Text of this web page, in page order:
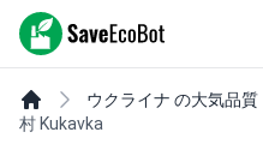
SaveEcoBot
ウクライナ の大気品質
村 Kukavka